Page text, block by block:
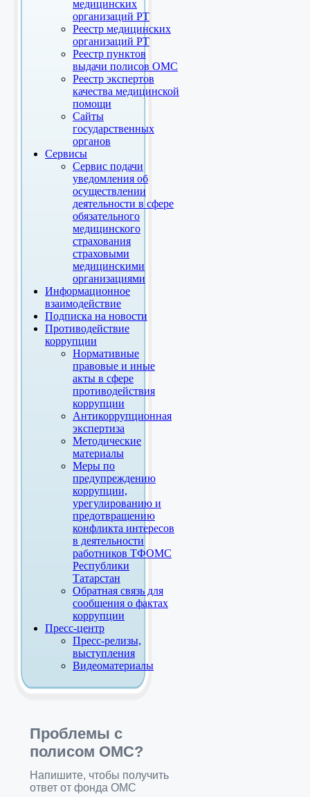
медицинских
организаций РТ
Реестр медицинских
организаций РТ
Реестр пунктов
выдачи полисов ОМС
Реестр экспертов
качества медицинской
помощи
Сайты
государственных
органов
Сервисы
Сервис подачи
уведомления об
осуществлении
деятельности в сфере
обязательного
медицинского
страхования
страховыми
медицинскими
организациями
Информационное
взаимодействие
Подписка на новости
Противодействие
коррупции
Нормативные
правовые и иные
акты в сфере
противодействия
коррупции
Антикоррупционная
экспертиза
Методические
материалы
Меры по
предупреждению
коррупции,
урегулированию и
предотвращению
конфликта интересов
в деятельности
работников ТФОМС
Республики
Татарстан
Обратная связь для
сообщения о фактах
коррупции
Пресс-центр
Пресс-релизы,
выступления
Видеоматериалы
Проблемы с
полисом ОМС?
Напишите, чтобы получить
ответ от фонда ОМС